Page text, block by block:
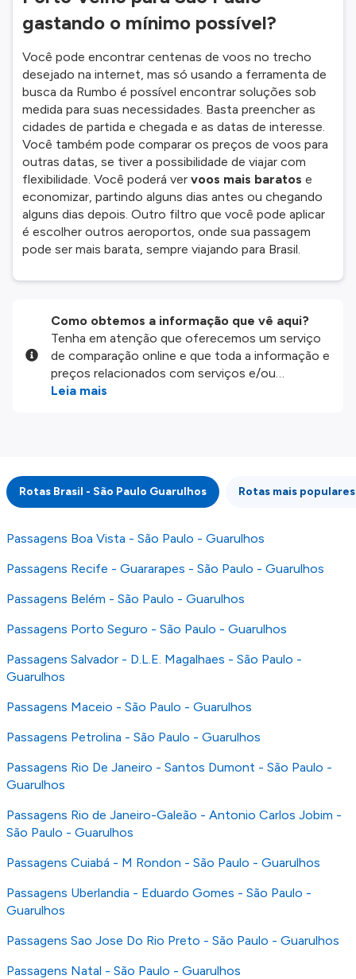
gastando o mínimo possível?
Você pode encontrar centenas de voos no trecho
desejado na internet, mas só usando a ferramenta de
busca da Rumbo é possível encontrar soluções sob
medida para suas necessidades. Basta preencher as
cidades de partida e chegada e as datas de interesse.
Você também pode comparar os preços de voos para
outras datas, se tiver a possibilidade de viajar com
flexibilidade. Você poderá ver voos mais baratos e
economizar, partindo alguns dias antes ou chegando
alguns dias depois. Outro filtro que você pode aplicar
é escolher outros aeroportos, onde sua passagem
pode ser mais barata, sempre viajando para Brasil.
Como obtemos a informação que vê aqui?
Tenha em atenção que oferecemos um serviço
de comparação online e que toda a informação e
preços relacionados com serviços e/ou
produtos disponíveis no nosso website são
integridade ou pela precisão da informação
publicada, por isso verifique com atenção todas
as condições no website do parceiro antes de
fazer uma reserva. Para mais detalhes verifique
os nossos Termos e Condições .
Leia mais
Rotas Brasil - São Paulo Guarulhos Rotas mais
Passagens Boa Vista - São Paulo - Guarulhos
Passagens Recife - Guararapes - São Paulo - Guarulhos
Passagens Belém - São Paulo - Guarulhos
Passagens Porto Seguro - São Paulo - Guarulhos
Passagens Salvador - D.L.E. Magalhaes - São Paulo -
Guarulhos
Passagens Maceio - São Paulo - Guarulhos
Passagens Petrolina - São Paulo - Guarulhos
Passagens Rio De Janeiro - Santos Dumont - São Paulo -
Guarulhos
Passagens Rio de Janeiro-Galeão - Antonio Carlos Jobim -
São Paulo - Guarulhos
Passagens Cuiabá - M Rondon - São Paulo - Guarulhos
Passagens Uberlandia - Eduardo Gomes - São Paulo -
Guarulhos
Passagens Sao Jose Do Rio Preto - São Paulo - Guarulhos
Passagens Natal - São Paulo - Guarulhos